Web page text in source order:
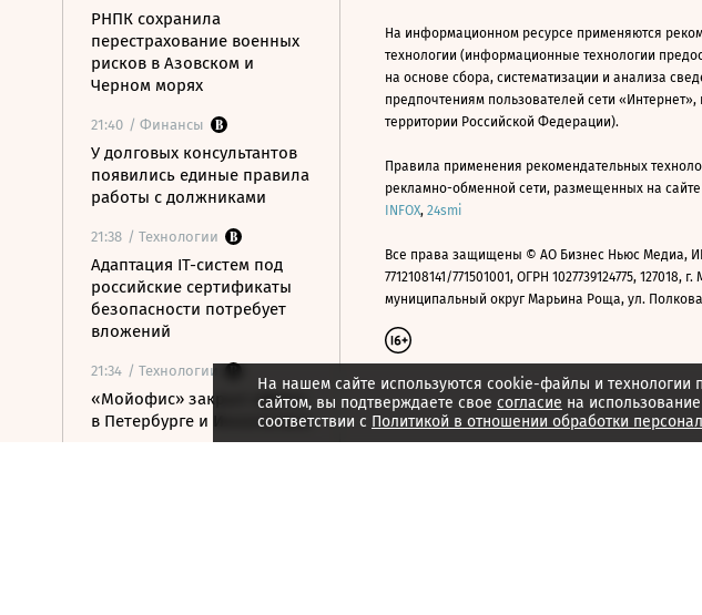
РНПК сохранила
перестрахование военных
рисков в Азовском и
Черном морях
21:40 / Финансы
У долговых консультантов
появились единые правила
работы с должниками
21:38 / Технологии
Адаптация IT-систем под
российские сертификаты
безопасности потребует
вложений
21:34 / Технологии
«Мойофис» закрыл офисы
в Петербурге и Иннополисе
На нашем сайте используются cookie-файлы и технологии
сайтом, вы подтверждаете свое согласие на
соответствии с Политикой в отношении обработки
На информационном ресурсе применяются
технологии (информационные технологии
на основе сбора, систематизации и анализа
предпочтениям пользователей сети
территории Российской Федерации).
Правила применения рекомендательных
рекламно-обменной сети, размещенных на
INFOX, 24smi
Все права защищены © АО Бизнес Ньюс Медиа,
7712108141/771501001, ОГРН 1027739124775, 127018,
муниципальный округ Марьина Роща, ул.